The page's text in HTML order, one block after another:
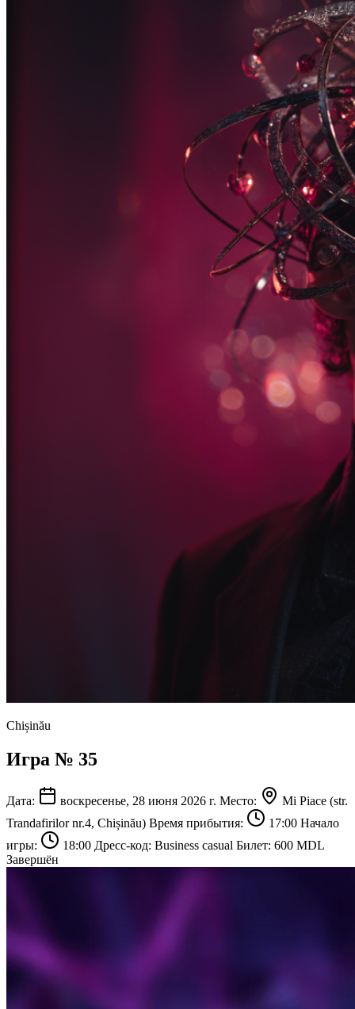
Chișinău
Игра № 35
Дата: воскресенье, 28 июня 2026 г. Место: Mi Piace (str.
Trandafirilor nr.4, Chișinău) Время прибытия: 17:00 Начало
игры:
18:00 Дресс-код: Business casual Билет: 600 MDL
Завершён